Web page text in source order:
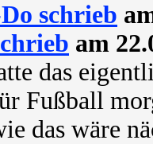
schrieb
am
das
Fußball
das wäre